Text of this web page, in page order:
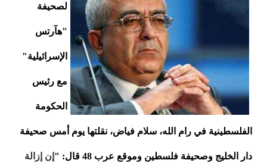
لصحيفة
"هآرتس
الإسرائيلية"
مع رئيس
الحكومة
الفلسطينية في رام الله، سلام فياض، نقلتها يوم أمس صحيفة
دار الخليج وصحيفة فلسطين وموقع عرب 48 قال: " إن إزالة